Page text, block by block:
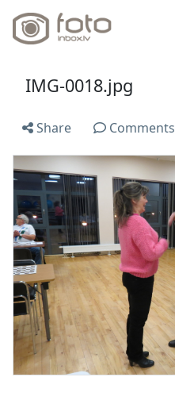
IMG-0018.jpg
Share Comments